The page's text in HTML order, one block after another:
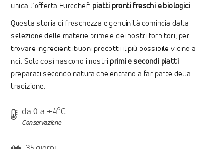
unica l’offerta Eurochef: piatti pronti freschi e biologici.
Questa storia di freschezza e genuinità comincia dalla
selezione delle materie prime e dei nostri fornitori, per
trovare ingredienti buoni prodotti il più possibile vicino a
noi. Solo così nascono i nostri primi e secondi piatti
preparati secondo natura che entrano a far parte della
tradizione.
da 0 a +4°C
Conservazione